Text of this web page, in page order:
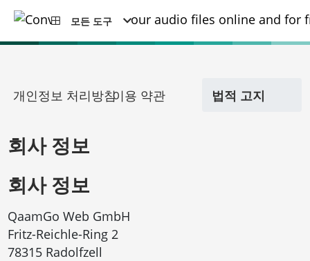
모든 도구
개인정보 처리방침이용 약관 법적 고지
회사 정보
회사 정보
QaamGo Web GmbH
Fritz-Reichle-Ring 2
78315 Radolfzell